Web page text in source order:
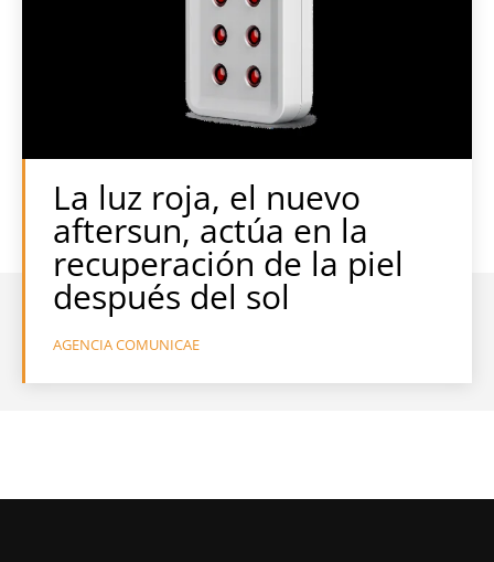
La luz roja, el nuevo
aftersun, actúa en la
recuperación de la piel
después del sol
AGENCIA COMUNICAE